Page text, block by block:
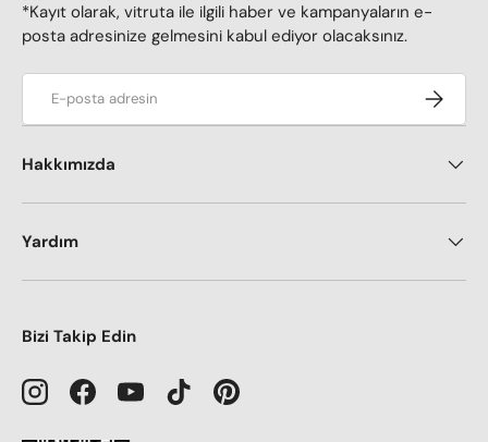
*Kayıt olarak, vitruta ile ilgili haber ve kampanyaların e-
posta adresinize gelmesini kabul ediyor olacaksınız.
Kaydol
Hakkımızda
Yardım
Bizi Takip Edin
InstagramFacebookYouTubeTikTokPinterest